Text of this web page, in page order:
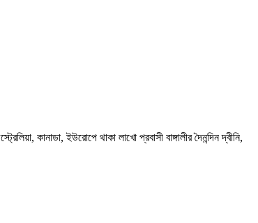
কানাডা, ইউরোপে থাকা লাখো প্রবাসী বাঙ্গালীর দৈনন্দিন দ্বীনি,